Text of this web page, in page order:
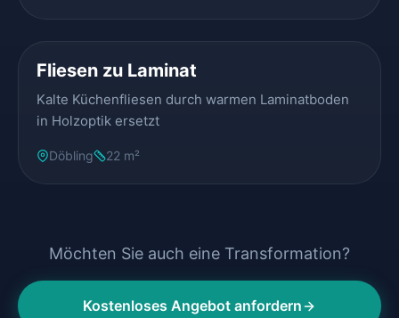
Fliesen zu Laminat
Kalte Küchenfliesen durch warmen Laminatboden
in Holzoptik ersetzt
Döbling 22 m²
Möchten Sie auch eine Transformation?
Kostenloses Angebot anfordern